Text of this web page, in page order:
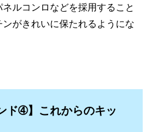
ルコンロなどを採用すること
がきれいに保たれるようにな
ド➃】 これからのキッ